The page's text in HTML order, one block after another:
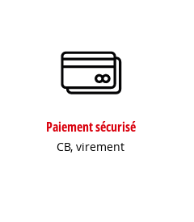
Paiement sécurisé
CB, virement